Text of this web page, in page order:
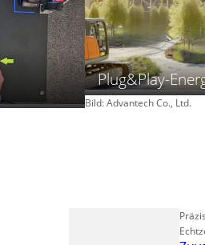
Plug&Play-
Bild: Advantech Co., Ltd.